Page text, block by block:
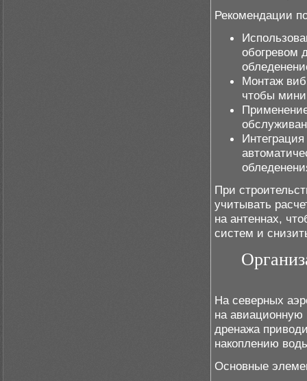
Рекомендации
обогревом
Монтаж
чтобы
При
учитывать
на антеннах,
систем и
На северных
на авиационную
дренажа
накоплению
Основные